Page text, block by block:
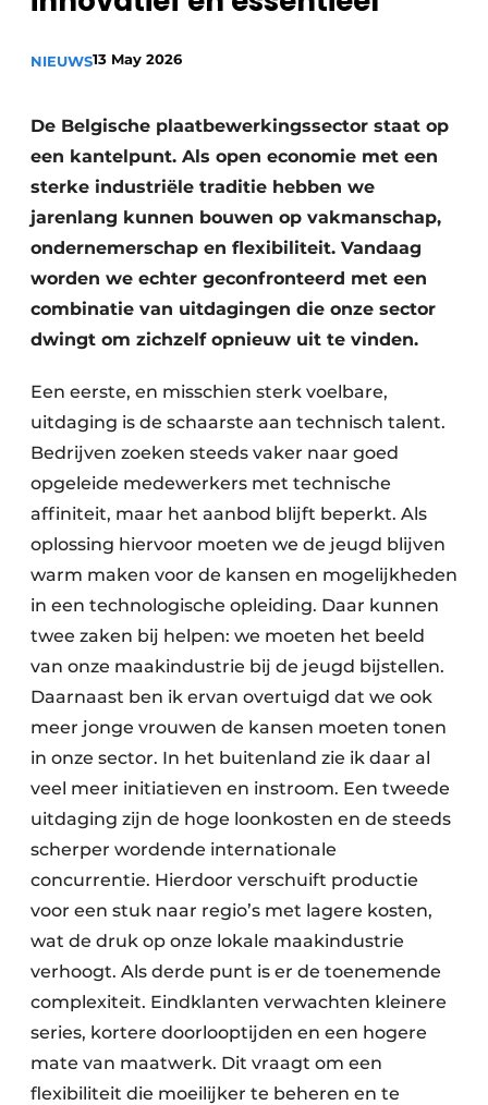
Vacature aanmelden
Video’s
NIEUWS13 May 2026
De Belgische plaatbewerkingssector staat op
een kantelpunt. Als open economie met een
sterke industriële traditie hebben we
jarenlang kunnen bouwen op vakmanschap,
ondernemerschap en flexibiliteit. Vandaag
worden we echter geconfronteerd met een
combinatie van uitdagingen die onze sector
dwingt om zichzelf opnieuw uit te vinden.
Een eerste, en misschien sterk voelbare,
uitdaging is de schaarste aan technisch talent.
Bedrijven zoeken steeds vaker naar goed
opgeleide medewerkers met technische
affiniteit, maar het aanbod blijft beperkt. Als
oplossing hiervoor moeten we de jeugd blijven
warm maken voor de kansen en mogelijkheden
in een technologische opleiding. Daar kunnen
twee zaken bij helpen: we moeten het beeld
van onze maakindustrie bij de jeugd bijstellen.
Daarnaast ben ik ervan overtuigd dat we ook
meer jonge vrouwen de kansen moeten tonen
in onze sector. In het buitenland zie ik daar al
veel meer initiatieven en instroom. Een tweede
uitdaging zijn de hoge loonkosten en de steeds
scherper wordende internationale
concurrentie. Hierdoor verschuift productie
voor een stuk naar regio’s met lagere kosten,
wat de druk op onze lokale maakindustrie
verhoogt. Als derde punt is er de toenemende
complexiteit. Eindklanten verwachten kleinere
series, kortere doorlooptijden en een hogere
mate van maatwerk. Dit vraagt om een
flexibiliteit die moeilijker te beheren en te